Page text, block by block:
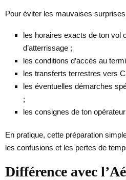
Pour éviter les mauvaises
les horaires exacts de ton vol
d’atterrissage ;
les conditions d’accès au
les transferts terrestres vers
les éventuelles démarches
;
les consignes de ton
En pratique, cette préparation
les confusions et les pertes de
Différence avec